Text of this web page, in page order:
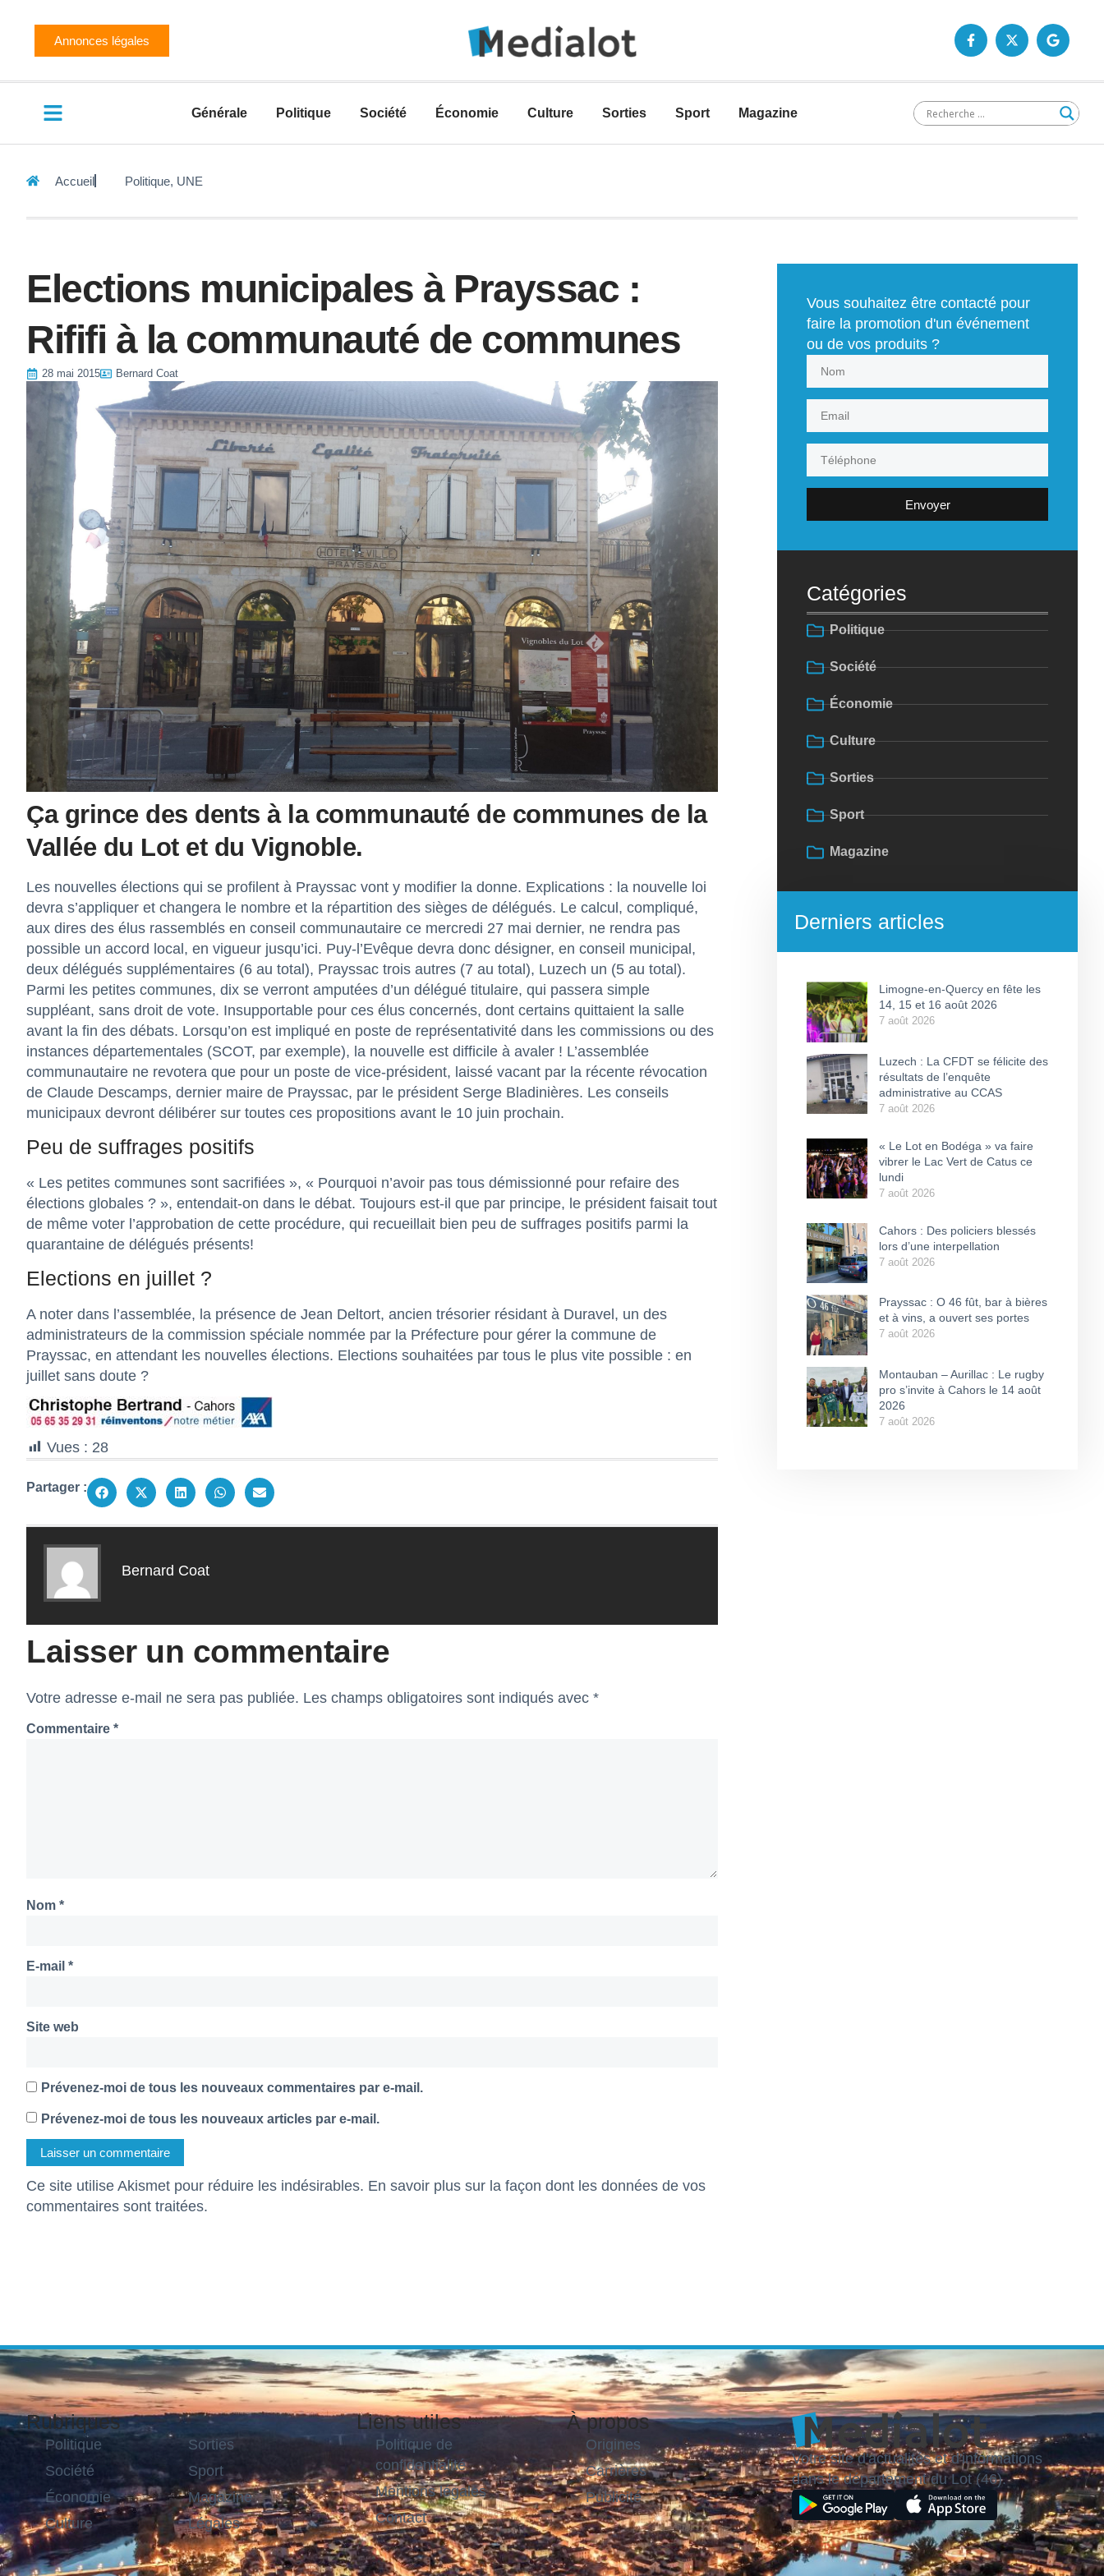
Annonces légales
Générale Politique Société Économie Culture Sorties Sport Magazine
Accueil Politique, UNE
Elections municipales à Prayssac :
Rififi à la communauté de communes
28 mai 2015 Bernard Coat
Ça grince des dents à la communauté de communes de la
Vallée du Lot et du Vignoble.
Les nouvelles élections qui se profilent à Prayssac vont y modifier la donne. Explications : la nouvelle loi
devra s’appliquer et changera le nombre et la répartition des sièges de délégués. Le calcul, compliqué,
aux dires des élus rassemblés en conseil communautaire ce mercredi 27 mai dernier, ne rendra pas
possible un accord local, en vigueur jusqu’ici. Puy-l’Evêque devra donc désigner, en conseil municipal,
deux délégués supplémentaires (6 au total), Prayssac trois autres (7 au total), Luzech un (5 au total).
Parmi les petites communes, dix se verront amputées d’un délégué titulaire, qui passera simple
suppléant, sans droit de vote. Insupportable pour ces élus concernés, dont certains quittaient la salle
avant la fin des débats. Lorsqu’on est impliqué en poste de représentativité dans les commissions ou des
instances départementales (SCOT, par exemple), la nouvelle est difficile à avaler ! L’assemblée
communautaire ne revotera que pour un poste de vice-président, laissé vacant par la récente révocation
de Claude Descamps, dernier maire de Prayssac, par le président Serge Bladinières. Les conseils
municipaux devront délibérer sur toutes ces propositions avant le 10 juin prochain.
Peu de suffrages positifs
« Les petites communes sont sacrifiées », « Pourquoi n’avoir pas tous démissionné pour refaire des
élections globales ? », entendait-on dans le débat. Toujours est-il que par principe, le président faisait tout
de même voter l’approbation de cette procédure, qui recueillait bien peu de suffrages positifs parmi la
quarantaine de délégués présents!
Elections en juillet ?
A noter dans l’assemblée, la présence de Jean Deltort, ancien trésorier résidant à Duravel, un des
administrateurs de la commission spéciale nommée par la Préfecture pour gérer la commune de
Prayssac, en attendant les nouvelles élections. Elections souhaitées par tous le plus vite possible : en
juillet sans doute ?
Vues : 28
Partager :
Bernard Coat
Laisser un commentaire
Votre adresse e-mail ne sera pas publiée. Les champs obligatoires sont indiqués avec *
Commentaire *
Nom *
E-mail *
Site web
Prévenez-moi de tous les nouveaux commentaires par e-mail.
Prévenez-moi de tous les nouveaux articles par e-mail.
Ce site utilise Akismet pour réduire les indésirables. En savoir plus sur la façon dont les données de vos
commentaires sont traitées.
Vous souhaitez être contacté pour
faire la promotion d'un événement
ou de vos produits ?
Envoyer
Catégories
Politique
Société
Économie
Culture
Sorties
Sport
Magazine
Derniers articles
Limogne-en-Quercy en fête les
14, 15 et 16 août 2026
7 août 2026
Luzech : La CFDT se félicite des
résultats de l’enquête
administrative au CCAS
7 août 2026
« Le Lot en Bodéga » va faire
vibrer le Lac Vert de Catus ce
lundi
7 août 2026
Cahors : Des policiers blessés
lors d’une interpellation
7 août 2026
Prayssac : O 46 fût, bar à bières
et à vins, a ouvert ses portes
7 août 2026
Montauban – Aurillac : Le rugby
pro s’invite à Cahors le 14 août
2026
7 août 2026
Rubriques
Politique
Société
Économie
Culture
Sorties
Sport
Magazine
Légales
Liens utiles
Politique de
confidentialité
Mentions légales
Contact
À propos
Origines
Carrières
Publicité
Votre site d'actualités et d'informations
dans le département du Lot (46).